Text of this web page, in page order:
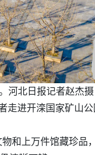
河北日报记者赵杰摄
进开滦国家矿山
和上万件馆藏珍品